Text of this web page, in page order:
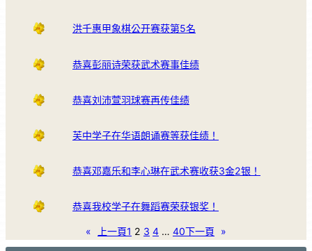
洪千惠甲象棋公开赛获第5名
恭喜彭丽诗荣获武术赛事佳绩
恭喜刘沛萱羽球赛再传佳绩
芙中学子在华语朗诵赛等获佳绩！
恭喜邓嘉乐和李心琳在武术赛收获3金2银！
恭喜我校学子在舞蹈赛荣获银奖！
« 上一頁1 2 3 4 … 40下一頁 »